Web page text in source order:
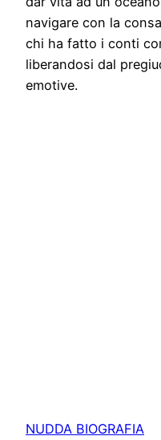
navigare con la
chi ha fatto i conti
liberandosi dal
emotive.
NUDDA BIOGRAFIA